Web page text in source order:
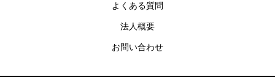
よくある質問
法人概要
お問い合わせ